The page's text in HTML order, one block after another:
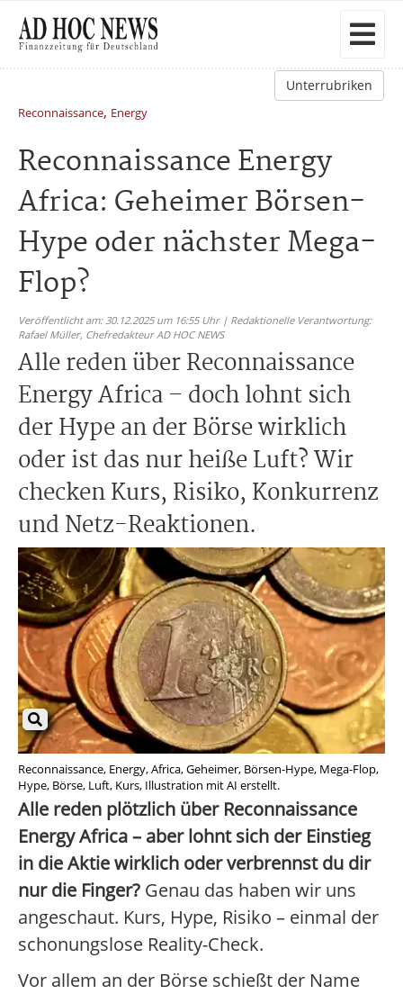
Unterrubriken
Reconnaissance, Energy
Reconnaissance Energy
Africa: Geheimer Börsen-
Hype oder nächster Mega-
Flop?
Veröffentlicht am: 30.12.2025 um 16:55 Uhr | Redaktionelle Verantwortung:
Rafael Müller, Chefredakteur AD HOC NEWS
Alle reden über Reconnaissance
Energy Africa – doch lohnt sich
der Hype an der Börse wirklich
oder ist das nur heiße Luft? Wir
checken Kurs, Risiko, Konkurrenz
und Netz-Reaktionen.
Reconnaissance, Energy, Africa, Geheimer, Börsen-Hype, Mega-Flop,
Hype, Börse, Luft, Kurs, Illustration mit AI erstellt.
Alle reden plötzlich über Reconnaissance
Energy Africa – aber lohnt sich der Einstieg
in die Aktie wirklich oder verbrennst du dir
nur die Finger? Genau das haben wir uns
angeschaut. Kurs, Hype, Risiko – einmal der
schonungslose Reality-Check.
Vor allem an der Börse schießt der Name